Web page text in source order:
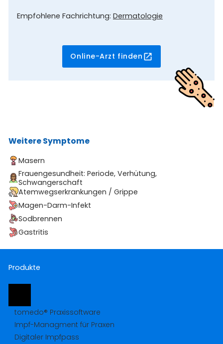
Empfohlene Fachrichtung: Dermatologie
Online-Arzt finden
Weitere Symptome
Masern
Frauengesundheit: Periode, Verhütung,
Schwangerschaft
Atemwegserkrankungen / Grippe
Magen-Darm-Infekt
Sodbrennen
Gastritis
Produkte
tomedo® Praxissoftware
Impf-Managment für Praxen
Digitaler Impfpass